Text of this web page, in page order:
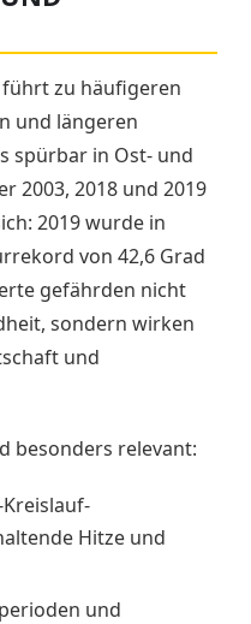
zu häufigeren
und längeren
spürbar in Ost- und
2003, 2018 und 2019
2019 wurde in
von 42,6 Grad
gefährden nicht
sondern wirken
und
besonders relevant:
Hitze und
und